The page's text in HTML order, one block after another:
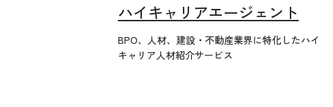
ハイキャリアエージェント
BPO、人材、建設・不動産業界に特化したハイ
キャリア人材紹介サービス